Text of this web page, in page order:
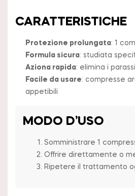
CARATTERISTICHE
Protezione prolungata: 1
Formula sicura: studiata
Aziona rapida: elimina i
Facile da usare: compresse
appetibili
MODO D’USO
Somministrare 1
Offrire direttamente o
Ripetere il trattamento